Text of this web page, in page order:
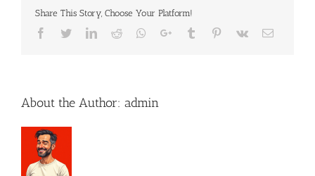
medidas
para
Share This Story, Choose Your Platform!
Facebook
TwitterLinkedIn
Reddit Whatsapp
Google+Tumblr Pinterest
Vk Email
About the Author: admin